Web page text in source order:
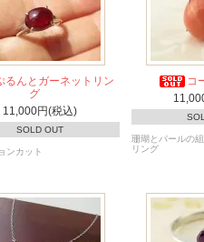
るんとガーネットリン
グ
11,000円(税込)
SOLD OUT
ンカット
コ
珊瑚とパールの
リング